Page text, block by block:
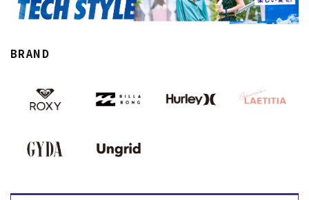
サーフTOP
スケートTOP
CONTENTS
BRAND